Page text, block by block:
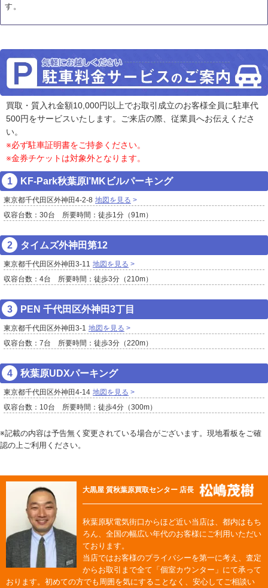
す。
買取・質入れ金額10,000円以上でお取引成立のお客様全員に駐車代
500円をサービスいたします。ご来店の際、従業員へお伝えくださ
い。
※必ず駐車証明書をご持参ください。
※金券チケットは対象外となります。
KF-Park秋葉原I’MKビルパーキング
東京都千代田区外神田4-2-8 地図を見る
収容台数：30台 所要時間：徒歩1分（91m）
タイムズ外神田第12
東京都千代田区外神田3-11
地図を見る
収容台数：4台 所要時間：徒歩3分（210m）
PEN 千代田区外神田3丁目
東京都千代田区外神田3-1
地図を見る
収容台数：7台 所要時間：徒歩3分（220m）
秋葉原UDXパーキング
東京都千代田区外神田4-14 地図を見る
収容台数：10台 所要時間：徒歩4分（300m）
※記載の内容は予告無く変更されている場合がございます。現地看板をご確
認の上ご利用ください。
大黒屋 質秋葉原買取センター 店長
秋葉原駅電気街口からほど近い当店は、都内はもち
ろん、全国の幅広い年代のお客様にご利用いただい
ております。
当店ではお客様のプライバシーを第一に考え、査定
からお取引まで全て「個室カウンター」にて承って
おります。初めての方でも周囲を気にすることなく、安心してご相談い